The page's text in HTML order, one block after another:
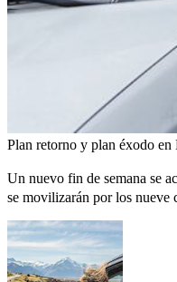
Plan retorno y plan éxodo en
Un nuevo fin de semana se
se movilizarán por los nueve